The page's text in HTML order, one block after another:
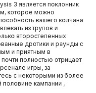
3 является поклонник
которое можно
вашего колчана
из трупов и
второстепенных
дротики и раунды с
и приятным в
полностью отрицает
игры, за
с некоторыми из более
половине кампании ,